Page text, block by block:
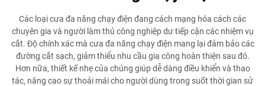
Các loại cưa đa năng chạy điện đang cách mạng hóa cách các
chuyên gia và người làm thủ công nghiệp dư tiếp cận các nhiệm vụ
cắt. Độ chính xác mà cưa đa năng chạy điện mang lại đảm bảo các
đường cắt sạch, giảm thiểu nhu cầu gia công hoàn thiện sau đó.
Hơn nữa, thiết kế nhẹ của chúng giúp dễ dàng điều khiển và thao
tác, nâng cao sự thoải mái cho người dùng trong suốt thời gian sử